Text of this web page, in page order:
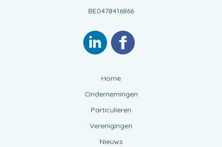
BE0478416866
Home
Ondernemingen
Particulieren
Verenigingen
Nieuws